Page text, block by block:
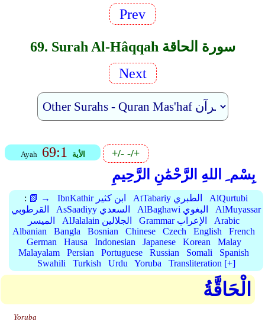
Prev
69. Surah Al-Hâqqah سورة الحاقة
Next
Ayah 69:1 الأية +/--/+
بِسْم ِ اللهِ الرَّحْمَٰنِ الرَّحِيمِ
: 📗 → IbnKathir ابن كثير AtTabariy الطبري
AlQurtubi
القرطوبي
AsSaadiyy السعدي AlBaghawi البغوي
AlMuyassar
الميسر
AlJalalain الجلالين Grammar الإعراب
Arabic
Albanian
Bangla Bosnian Chinese Czech English
French
German
Hausa Indonesian Japanese Korean
Malay
Malayalam
Persian Portuguese Russian Somali
Spanish
Swahili
Turkish Urdu Yoruba Transliteration [+]
الْحَاقَّةُ
Yoruba